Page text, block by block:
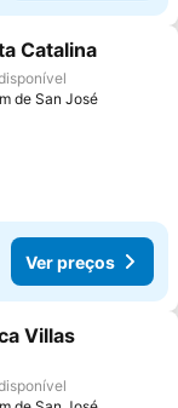
favoritos
Catalina
de San José
Ver preços
favoritos
Villas